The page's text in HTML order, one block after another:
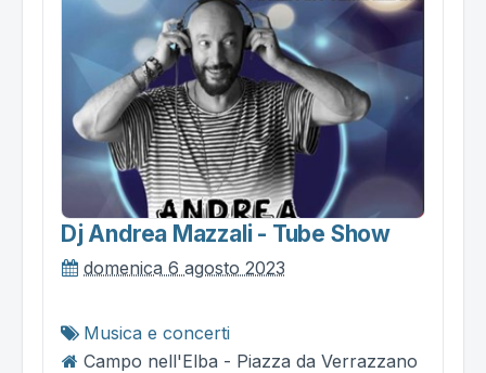
Dj Andrea Mazzali - Tube Show
domenica 6 agosto 2023
Musica e concerti
Campo nell'Elba - Piazza da Verrazzano